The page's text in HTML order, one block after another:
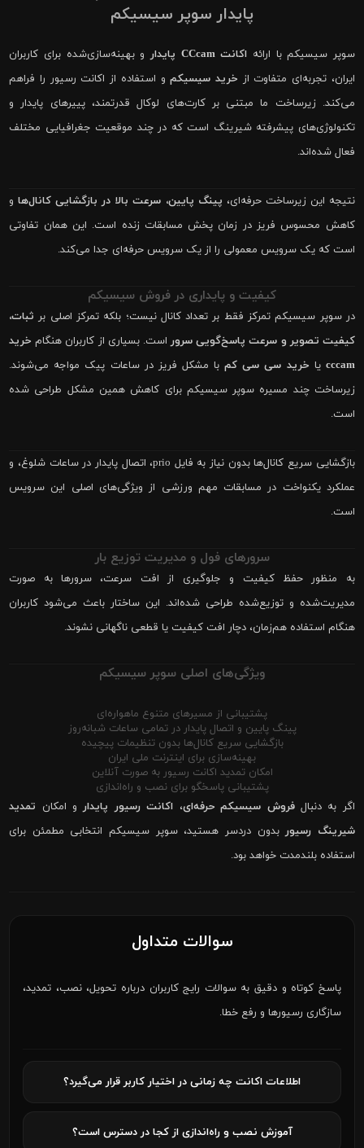
پایدار سوپر سیسیکم
سوپر سیسیکم با ارائه اکانت CCcam پایدار
و بهینه‌سازی‌شده برای کاربران
ایران، تجربه‌ای متفاوت از خرید سیسیکمو استفاده از اکانت رسیور را فراهم
می‌کند. زیرساخت ما مبتنی بر کارت‌های لوکال قدرتمند، پییرهای پایدار و
تکنولوژی‌های پیشرفته شیرینگ است که در چند موقعیت جغرافیایی مختلف
فعال شده‌اند.
نتیجه این زیرساخت حرفه‌ای، پینگ پایین، سرعت بالا در بازگشایی کانال‌هاو
کاهش محسوس فریز در زمان پخش مسابقات زنده است. این همان تفاوتی
است که یک سرویس معمولی را از یک سرویس حرفه‌ای جدا می‌کند.
کیفیت و پایداری در فروش سیسیکم
در سوپر سیسیکم تمرکز فقط بر تعداد کانال نیست؛ بلکه تمرکز اصلی بر ثبات،
کیفیت تصویر و سرعت پاسخ‌گویی سروراست. بسیاری از کاربران هنگام خرید
cccam یا خرید سی سی کمبا مشکل فریز در ساعات پیک مواجه می‌شوند.
زیرساخت چند مسیره سوپر سیسیکم برای کاهش همین مشکل طراحی شده
است.
بازگشایی سریع کانال‌ها بدون نیاز به فایل prio، اتصال پایدار در ساعات شلوغ، و
عملکرد یکنواخت در مسابقات مهم ورزشی از ویژگی‌های اصلی این سرویس
است.
سرورهای فول و مدیریت توزیع بار
به منظور حفظ کیفیت و جلوگیری از افت سرعت، سرورها به صورت
مدیریت‌شده و توزیع‌شده طراحی شده‌اند. این ساختار باعث می‌شود کاربران
هنگام استفاده هم‌زمان، دچار افت کیفیت یا قطعی ناگهانی نشوند.
ویژگی‌های اصلی سوپر سیسیکم
پشتیبانی از مسیرهای متنوع ماهواره‌ای
پینگ پایین و اتصال پایدار در تمامی ساعات شبانه‌روز
بازگشایی سریع کانال‌ها بدون تنظیمات پیچیده
بهینه‌سازی برای اینترنت ملی ایران
امکان تمدید اکانت رسیور به صورت آنلاین
پشتیبانی پاسخگو برای نصب و راه‌اندازی
اگر به دنبالفروش سیسیکم حرفه‌ای، اکانت رسیور پایدارو امکان تمدید
شیرینگ رسیوربدون دردسر هستید، سوپر سیسیکم انتخابی مطمئن برای
استفاده بلندمدت خواهد بود.
سوالات متداول
پاسخ کوتاه و دقیق به سوالات رایج کاربران درباره تحویل، نصب، تمدید،
سازگاری رسیورها و رفع خطا.
اطلاعات اکانت چه زمانی در اختیار کاربر قرار می‌گیرد؟
آموزش نصب و راه‌اندازی از کجا در دسترس است؟